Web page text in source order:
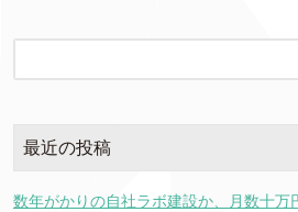
最近の投稿
数年がかりの自社ラボ建設か、月数十万